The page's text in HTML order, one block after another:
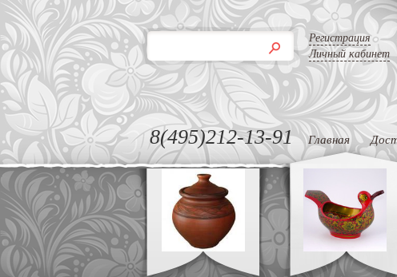
Регистрация
Личный кабинет
8(495)212-13-91 Главная